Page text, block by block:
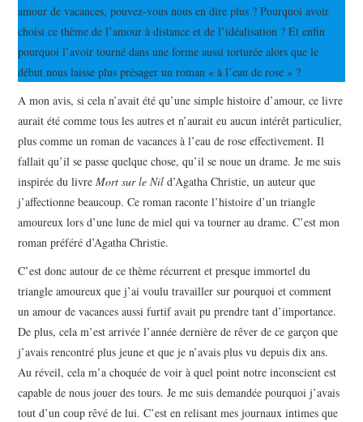
amour de vacances, pouvez-vous nous en dire plus ? Pourquoi avoir
choisi ce thème de l’amour à distance et de l’idéalisation ? Et enfin
pourquoi l’avoir tourné dans une forme aussi torturée alors que le
début nous laisse plus présager un roman « à l’eau de rose » ?
A mon avis, si cela n’avait été qu’une simple histoire d’amour, ce livre
aurait été comme tous les autres et n’aurait eu aucun intérêt particulier,
plus comme un roman de vacances à l’eau de rose effectivement. Il
fallait qu’il se passe quelque chose, qu’il se noue un drame. Je me suis
inspirée du livreMort sur le Nil d’Agatha Christie, un auteur que
j’affectionne beaucoup. Ce roman raconte l’histoire d’un triangle
amoureux lors d’une lune de miel qui va tourner au drame. C’est mon
roman préféré d’Agatha Christie.
C’est donc autour de ce thème récurrent et presque immortel du
triangle amoureux que j’ai voulu travailler sur pourquoi et comment
un amour de vacances aussi furtif avait pu prendre tant d’importance.
De plus, cela m’est arrivée l’année dernière de rêver de ce garçon que
j’avais rencontré plus jeune et que je n’avais plus vu depuis dix ans.
Au réveil, cela m’a choquée de voir à quel point notre inconscient est
capable de nous jouer des tours. Je me suis demandée pourquoi j’avais
tout d’un coup rêvé de lui. C’est en relisant mes journaux intimes que